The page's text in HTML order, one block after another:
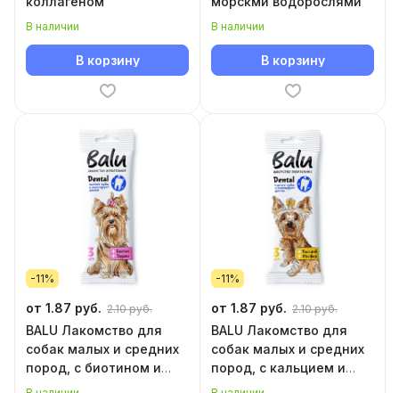
В наличии
В корзину
В наличии
В корзину
-11%
от 1.87 руб. 2.10 руб.
BALU Лакомство для
собак малых и средних
пород, с биотином и
таурином
-11%
от 1.87 руб. 2.10 руб.
BALU Лакомство для
собак малых и средних
пород, с кальцием и
фосфором